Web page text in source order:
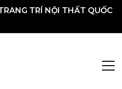
TRÍ NỘI THẤT QUỐC